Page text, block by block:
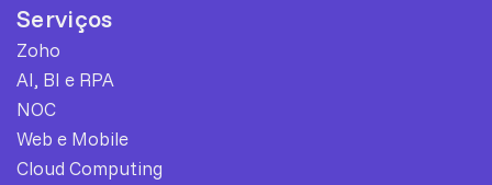
Serviços
Zoho
AI, BI e RPA
NOC
Web e Mobile
Cloud Computing